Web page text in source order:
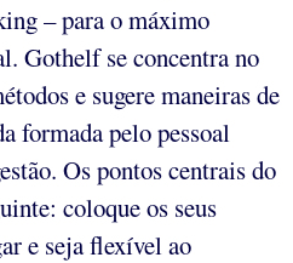
– para o máximo
Gothelf se concentra no
e sugere maneiras de
formada pelo pessoal
Os pontos centrais do
coloque os seus
e seja flexível ao